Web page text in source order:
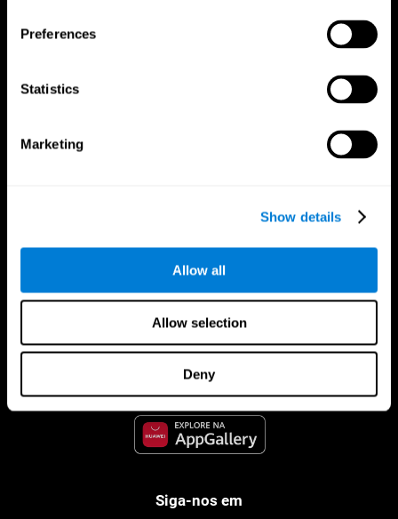
Preferences
Statistics
Marketing
Show details
Allow all
Allow selection
Deny
CogniFit Aplicação
Siga-nos em